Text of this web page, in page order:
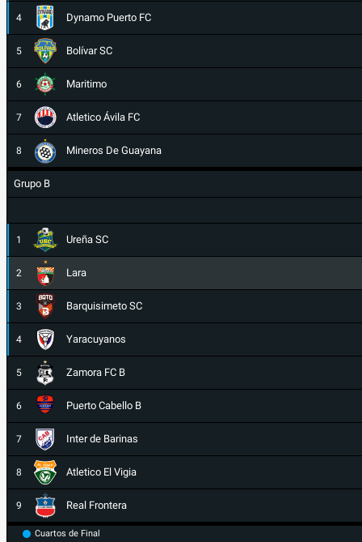
4 Dynamo Puerto FC
5 Bolívar SC
6 Maritimo
7 Atletico Ávila FC
8 Mineros De Guayana
Grupo B
1 Ureña SC
2 Lara
3 Barquisimeto SC
4 Yaracuyanos
5 Zamora FC B
6 Puerto Cabello B
7 Inter de Barinas
8 Atletico El Vigia
9 Real Frontera
Cuartos de Final